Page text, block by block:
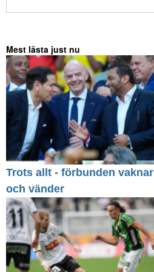
Mest lästa just nu
Trots allt - förbunden vaknar
och vänder